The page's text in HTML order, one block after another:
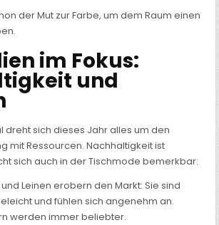
der Mut zur Farbe, um dem Raum einen
im Fokus:
und
dreht sich dieses Jahr alles um den
mit Ressourcen. Nachhaltigkeit ist
sich auch in der Tischmode bemerkbar:
Leinen erobern den Markt: Sie sind
und fühlen sich angenehm an.
werden immer beliebter.